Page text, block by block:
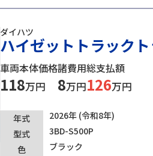
ダイハツ
ハイゼットトラック
車両本体価格
118万円
諸費用
8万円
総支払額
126万円
年式 2026年 (令和8年)
型式
3BD-S500P
色
ブラック